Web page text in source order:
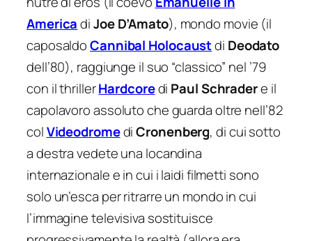
AmericadiJoe D’Amato), mondo movie (il
caposaldoCannibal Holocaustdi Deodato
dell’80), raggiunge il suo “classico” nel ’79
con il thrillerHardcoredi Paul Schradere il
capolavoro assoluto che guarda oltre nell’82
colVideodromediCronenberg, di cui sotto
a destra vedete una locandina
internazionale e in cui i laidi filmetti sono
solo un’esca per ritrarre un mondo in cui
l’immagine televisiva sostituisce